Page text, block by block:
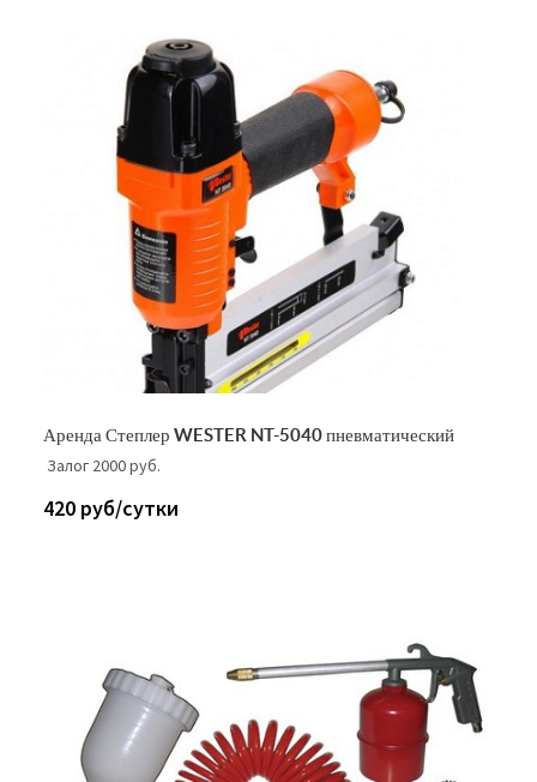
Аренда Степлер WESTER NT-5040 пневматический
Залог 2000 руб.
420 руб/сутки